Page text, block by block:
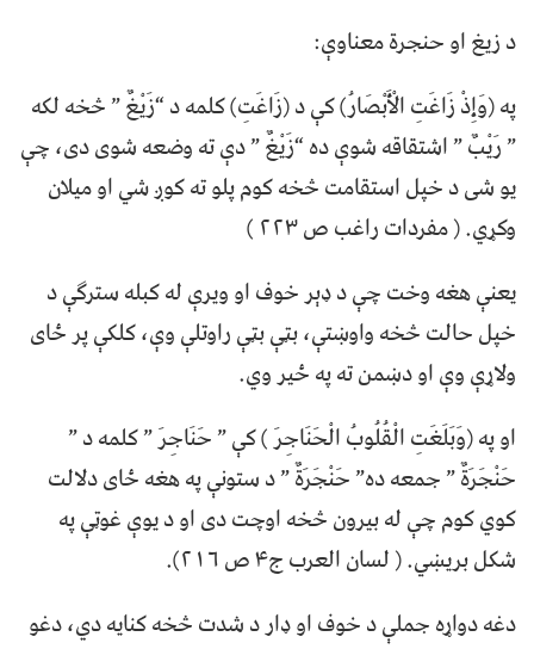
د زیغ او حنجرة معناوې:
په (وَإِذْ زَاغَتِ الْأَبْصَارُ) کې د (زَاغَتِ) کلمه د “زَیْغٌ ” څخه لکه
” رَیْبٌ ” اشتقاقه شوې ده “زَیْغٌ ” دې ته وضعه شوی دی، چې
یو شی د خپل استقامت څخه کوم پلو ته کوږ شي او میلان
وکړي. ( مفردات راغب ص ۲۲۳ )
یعنې هغه وخت چې د ډېر خوف او ویرې له کبله سترګې د
خپل حالت څخه واوښتې، بټې بټې راوتلې وې، کلکې پر ځای
ولاړې وې او دښمن ته په ځیر وي.
او په (وَبَلَغَتِ الْقُلُوبُ الْحَنَاجِرَ ) کې ” حَنَاجِرَ ” کلمه د ”
حَنْجَرَةٌ ” جمعه ده” حَنْجَرَةٌ ” د ستونې په هغه ځای دلالت
کوي کوم چې له بیرون څخه اوچت دی او د یوې غوټې په
شکل بریښي. ( لسان العرب ج۴ ص ۲۱۶).
دغه دواړه جملې د خوف او ډار د شدت څخه کنایه دي، دغو